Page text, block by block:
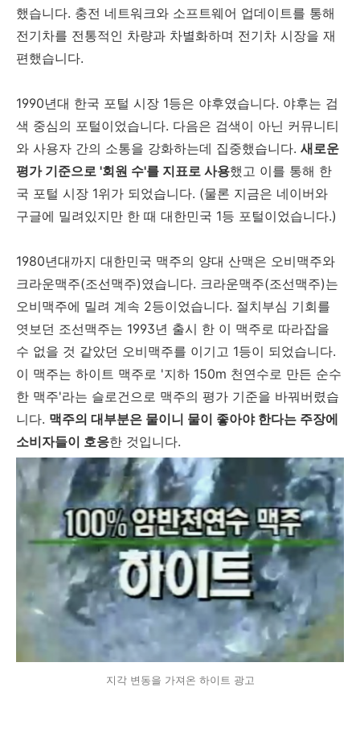
했습니다. 충전 네트워크와 소프트웨어 업데이트를 통해
전기차를 전통적인 차량과 차별화하며 전기차 시장을 재
편했습니다.
1990년대 한국 포털 시장 1등은 야후였습니다. 야후는 검
색 중심의 포털이었습니다. 다음은 검색이 아닌 커뮤니티
와 사용자 간의 소통을 강화하는데 집중했습니다. 새로운
평가 기준으로 '회원 수'를 지표로 사용했고 이를 통해 한
국 포털 시장 1위가 되었습니다. (물론 지금은 네이버와
구글에 밀려있지만 한 때 대한민국 1등 포털이었습니다.)
1980년대까지 대한민국 맥주의 양대 산맥은 오비맥주와
크라운맥주(조선맥주)였습니다. 크라운맥주(조선맥주)는
오비맥주에 밀려 계속 2등이었습니다. 절치부심 기회를
엿보던 조선맥주는 1993년 출시 한 이 맥주로 따라잡을
수 없을 것 같았던 오비맥주를 이기고 1등이 되었습니다.
이 맥주는 하이트 맥주로 '지하 150m 천연수로 만든 순수
한 맥주'라는 슬로건으로 맥주의 평가 기준을 바꿔버렸습
니다. 맥주의 대부분은 물이니 물이 좋아야 한다는 주장에
소비자들이 호응한 것입니다.
지각 변동을 가져온 하이트 광고